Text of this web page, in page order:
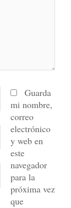
Guarda
mi nombre,
correo
electrónico
y web en
este
navegador
para la
próxima vez
que